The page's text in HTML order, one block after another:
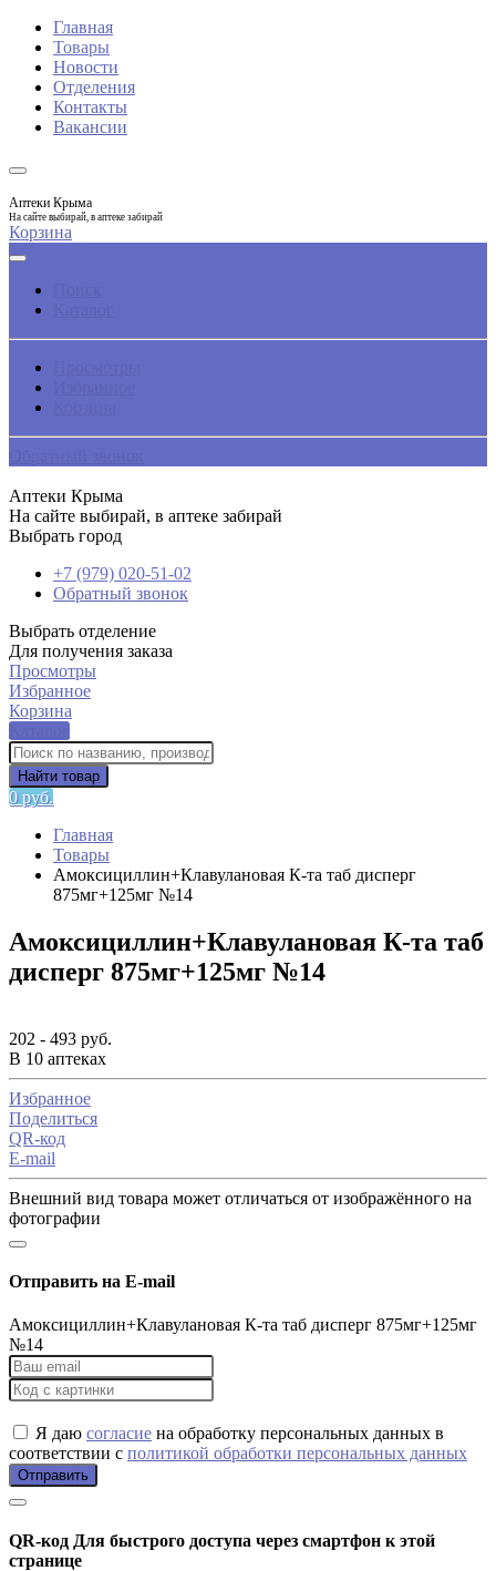
Главная
Товары
Новости
Отделения
Контакты
Вакансии
Аптеки Крыма
На сайте выбирай, в аптеке забирай
Корзина
Аптеки Крыма
На сайте выбирай, в аптеке забирай
Выбрать город
+7 (979) 020-51-02
Обратный звонок
Выбрать отделение
Для получения заказа
Просмотры
Избранное
Корзина
Найти товар
0 руб.
Главная
Товары
Амоксициллин+Клавулановая К-та таб дисперг
875мг+125мг №14
Амоксициллин+Клавулановая К-та таб
дисперг 875мг+125мг №14
202 - 493 руб.
В 10 аптеках
Избранное
Поделиться
QR-код
E-mail
Внешний вид товара может отличаться от изображённого на
фотографии
Отправить на E-mail
Амоксициллин+Клавулановая К-та таб дисперг 875мг+125мг
№14
Я даю согласие на обработку персональных данных в
соответствии с политикой обработки персональных данных
Отправить
QR-код Для быстрого доступа через смартфон к этой
странице